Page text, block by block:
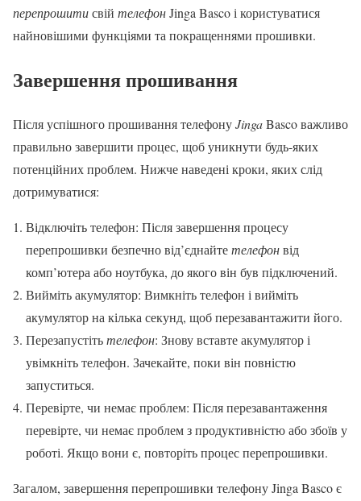
перепрошитисвій телефонJinga Basco і користуватися
найновішими функціями та покращеннями прошивки.
Завершення прошивання
Після успішного прошивання телефонуJingaBasco важливо
правильно завершити процес, щоб уникнути будь-яких
потенційних проблем. Нижче наведені кроки, яких слід
дотримуватися:
Відключіть телефон: Після завершення процесу
перепрошивки безпечно від’єднайтетелефонвід
комп’ютера або ноутбука, до якого він був підключений.
Вийміть акумулятор: Вимкніть телефон і вийміть
акумулятор на кілька секунд, щоб перезавантажити його.
Перезапустітьтелефон: Знову вставте акумулятор і
увімкніть телефон. Зачекайте, поки він повністю
запуститься.
Перевірте, чи немає проблем: Після перезавантаження
перевірте, чи немає проблем з продуктивністю або збоїв у
роботі. Якщо вони є, повторіть процес перепрошивки.
Загалом, завершення перепрошивки телефону Jinga Basco є